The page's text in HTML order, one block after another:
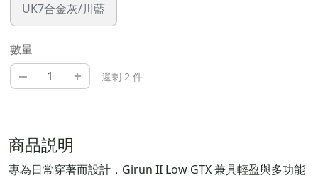
UK7合金灰/川藍
數量
– + 還剩 2 件
商品説明
專為日常穿著而設計，Girun II Low GTX 兼具輕盈與多功能